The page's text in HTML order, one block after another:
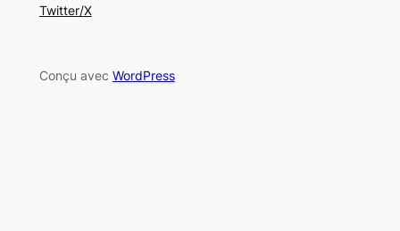
Twitter/X
Conçu avec WordPress